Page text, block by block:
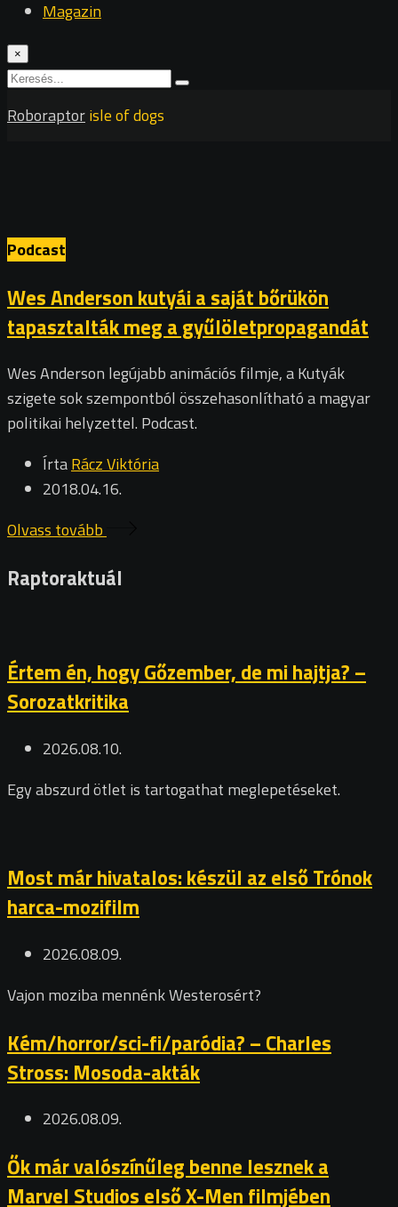
Magazin
×
Roboraptorisle of dogs
Podcast
Wes Anderson kutyái a saját bőrükön
tapasztalták meg a gyűlöletpropagandát
Wes Anderson legújabb animációs filmje, a Kutyák
szigete sok szempontból összehasonlítható a magyar
politikai helyzettel. Podcast.
ÍrtaRácz Viktória
2018.04.16.
Olvass tovább
Raptoraktuál
Értem én, hogy Gőzember, de mi hajtja? –
Sorozatkritika
2026.08.10.
Egy abszurd ötlet is tartogathat meglepetéseket.
Most már hivatalos: készül az első Trónok
harca-mozifilm
2026.08.09.
Vajon moziba mennénk Westerosért?
Kém/horror/sci-fi/paródia? – Charles
Stross: Mosoda-akták
2026.08.09.
Ők már valószínűleg benne lesznek a
Marvel Studios első X-Men filmjében